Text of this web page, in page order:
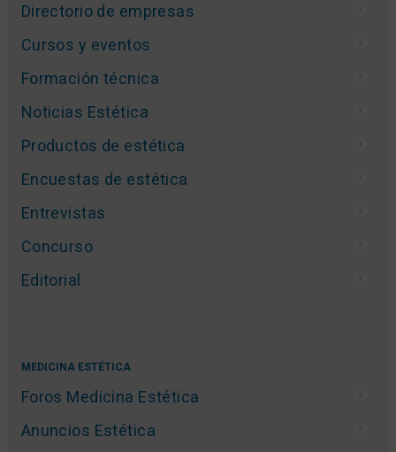
Directorio de empresas
Cursos y eventos
Formación técnica
Noticias Estética
Productos de estética
Encuestas de estética
Entrevistas
Concurso
Editorial
MEDICINA ESTÉTICA
Foros Medicina Estética
Anuncios Estética